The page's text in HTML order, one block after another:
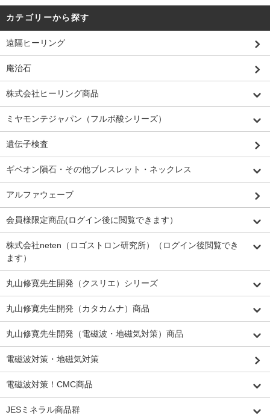
カテゴリーから探す
遠隔ヒーリング
庵治石
株式会社ヒーリング商品
ミヤモンテジャパン（フルボ酸シリーズ）
遺伝子検査
ギベオン隕石・その他ブレスレット・ネックレス
アルファウェーブ
会員様限定商品(ログイン後に閲覧できます）
株式会社neten（ロゴストロン研究所）（ログイン後閲覧でき
ます）
丸山修寛先生開発（クスリエ）シリーズ
丸山修寛先生開発（カタカムナ）商品
丸山修寛先生開発（電磁波・地磁気対策）商品
電磁波対策・地磁気対策
電磁波対策！CMC商品
JESミネラル商品群